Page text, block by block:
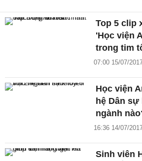
Top 5 clip
'Học viện
trong tim
07:00 15/07/
Học viện
hệ Dân
ngành
16:36 14/07/
Sinh viên